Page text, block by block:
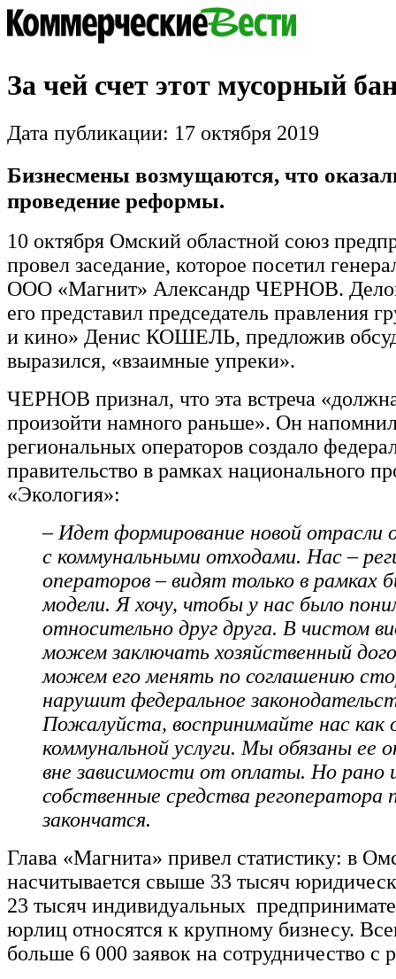
За чей счет этот мусорный
Дата публикации: 17 октября 2019
Бизнесмены возмущаются, что
проведение реформы.
10 октября Омский областной союз
провел заседание, которое посетил
ООО «Магнит» Александр ЧЕРНОВ.
его представил председатель правления
и кино» Денис КОШЕЛЬ, предложив
выразился, «взаимные упреки».
ЧЕРНОВ признал, что эта встреча
произойти намного раньше». Он
региональных операторов создало
правительство в рамках национального
«Экология»:
– Идет формирование новой отрасли
с коммунальными отходами. Нас –
операторов – видят только в рамках
модели. Я хочу, чтобы у нас было
относительно друг друга. В чистом
можем заключать хозяйственный
можем его менять по соглашению
нарушит федеральное
Пожалуйста, воспринимайте нас как
коммунальной услуги. Мы обязаны ее
вне зависимости от оплаты. Но рано
собственные средства регоператора
закончатся.
Глава «Магнита» привел статистику: в
насчитывается свыше 33 тысяч
23 тысяч индивидуальных
юрлиц относятся к крупному бизнесу.
больше 6 000 заявок на сотрудничество с